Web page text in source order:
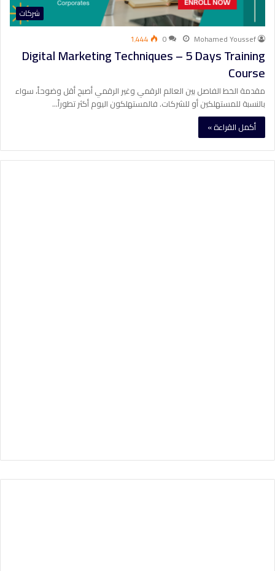
شركات
Mohamed Youssef
0 1٬444
Digital Marketing Techniques – 5 Days Training
Course
مقدمة الخط الفاصل بين العالم الرقمي وغير الرقمي أصبح أقل وضوحاً، سواء
بالنسبة للمستهلكين أو للشركات. فالمستهلكون اليوم أكثر تطوراً…
أكمل القراءة »